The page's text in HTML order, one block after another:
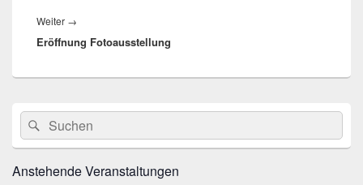
Weiter →
Beitrag:
Eröffnung Fotoausstellung
Primärer
Seitenleisten
Widget-
Bereich
Suche
nach:
Suchen
Anstehende Veranstaltungen